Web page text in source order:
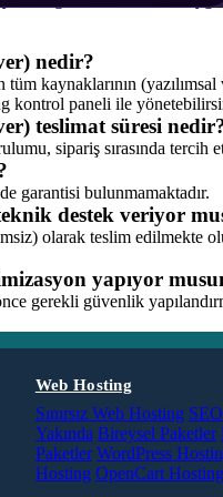
nedir?
kaynaklarının
kontrol paneli ile
teslimat süresi
sipariş sırasında tercih
garantisi bulunmamaktadır.
destek veriyor
olarak teslim edilmekte
yapıyor
gerekli güvenlik
Web Hosting
Sınırsız Web Hosting
Yakında Bireysel Paketler
Paketler WordPress
Hosting OpenCart Hosting